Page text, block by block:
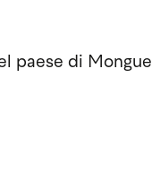
paese di